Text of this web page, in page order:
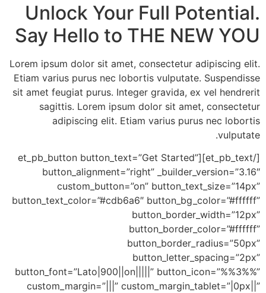
Unlock Your Full
Say Hello to THE
Lorem ipsum dolor sit amet, consectetur
Etiam varius purus nec lobortis vulputate.
sit amet feugiat purus. Integer gravida, ex
sagittis. Lorem ipsum dolor sit amet,
adipiscing elit. Etiam varius purus
[/et_pb_text][et_pb_button button_text=”Get Started”
button_alignment=”right”
custom_button=”on”
button_text_color=”#cdb6a6″
button_font=”Lato|900||on|||||”
custom_margin=”|||”